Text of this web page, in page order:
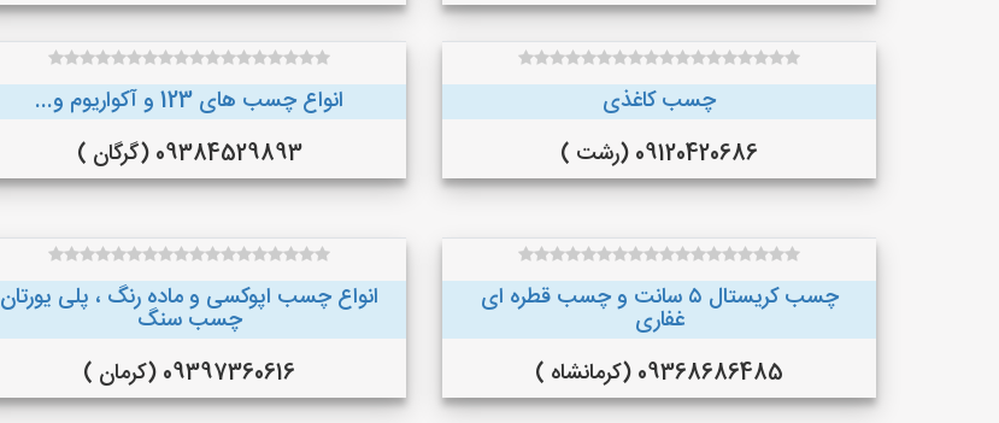
چسب کاغذی
09120420686 (رشت )
انواع چسب های 123 و آکواریوم و...
09384529893 (گرگان )
چسب کریستال ۵ سانت و چسب قطره ای
غفاری
09368686485 (کرمانشاه )
انواع چسب اپوکسی و ماده رنگ ، پلی یورتان
چسب سنگ
09397360616 (کرمان )